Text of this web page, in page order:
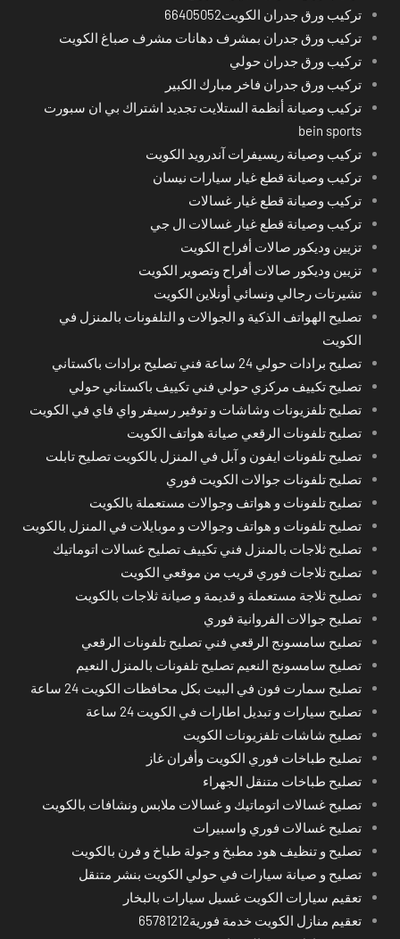
تركيب ورق جدران الكويت66405052
تركيب ورق جدران بمشرف دهانات مشرف صباغ الكويت
تركيب ورق جدران حولي
تركيب ورق جدران فاخر مبارك الكبير
تركيب وصيانة أنظمة الستلايت تجديد اشتراك بي ان سبورت
bein sports
تركيب وصيانة ريسيفرات آندرويد الكويت
تركيب وصيانة قطع غيار سيارات نيسان
تركيب وصيانة قطع غيار غسالات
تركيب وصيانة قطع غيار غسالات ال جي
تزيين وديكور صالات أفراح الكويت
تزيين وديكور صالات أفراح وتصوير الكويت
تشيرتات رجالي ونسائي أونلاين الكويت
تصليح الهواتف الذكية و الجوالات و التلفونات بالمنزل في
الكويت
تصليح برادات حولي 24 ساعة فني تصليح برادات باكستاني
تصليح تكييف مركزي حولي فني تكييف باكستاني حولي
تصليح تلفزيونات وشاشات و توفير رسيفر واي فاي في الكويت
تصليح تلفونات الرقعي صيانة هواتف الكويت
تصليح تلفونات ايفون و آبل في المنزل بالكويت تصليح تابلت
تصليح تلفونات جوالات الكويت فوري
تصليح تلفونات و هواتف وجوالات مستعملة بالكويت
تصليح تلفونات و هواتف وجوالات و موبايلات في المنزل بالكويت
تصليح ثلاجات بالمنزل فني تكييف تصليح غسالات اتوماتيك
تصليح ثلاجات فوري قريب من موقعي الكويت
تصليح ثلاجة مستعملة و قديمة و صيانة ثلاجات بالكويت
تصليح جوالات الفروانية فوري
تصليح سامسونج الرقعي فني تصليح تلفونات الرقعي
تصليح سامسونج النعيم تصليح تلفونات بالمنزل النعيم
تصليح سمارت فون في البيت بكل محافظات الكويت 24 ساعة
تصليح سيارات و تبديل اطارات في الكويت 24 ساعة
تصليح شاشات تلفزيونات الكويت
تصليح طباخات فوري الكويت وأفران غاز
تصليح طباخات متنقل الجهراء
تصليح غسالات اتوماتيك و غسالات ملابس ونشافات بالكويت
تصليح غسالات فوري واسبيرات
تصليح و تنظيف هود مطبخ و جولة طباخ و فرن بالكويت
تصليح و صيانة سيارات في حولي الكويت بنشر متنقل
تعقيم سيارات الكويت غسيل سيارات بالبخار
تعقيم منازل الكويت خدمة فورية65781212